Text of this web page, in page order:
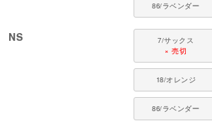
86/ラベンダー
NS
7/サックス
× 売切
18/オレンジ
86/ラベンダー